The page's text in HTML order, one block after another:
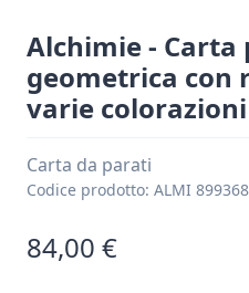
Alchimie - Carta
geometrica con
varie colorazioni
Carta da parati
Codice prodotto: ALMI
84,00 €